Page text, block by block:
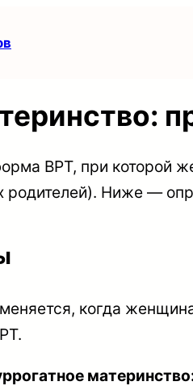
ВРТ, при которой
родителей). Ниже —
когда